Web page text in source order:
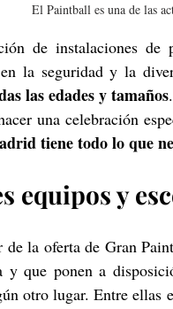
El Paintball es una de las
de instalaciones
la seguridad y la
las edades y tamaños
tiene todo lo que
equipos y
la oferta de Gran
y que ponen a
otro lugar. Entre ellas